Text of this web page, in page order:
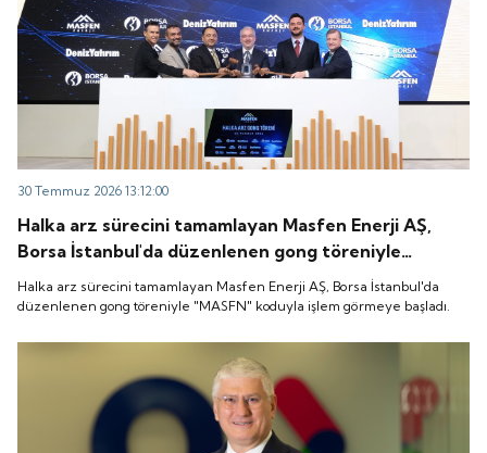
30 Temmuz 2026 13:12:00
Halka arz sürecini tamamlayan Masfen Enerji AŞ,
Borsa İstanbul'da düzenlenen gong töreniyle
"MASFN" koduyla işlem görmeye başladı.
Halka arz sürecini tamamlayan Masfen Enerji AŞ, Borsa İstanbul'da
düzenlenen gong töreniyle "MASFN" koduyla işlem görmeye başladı.